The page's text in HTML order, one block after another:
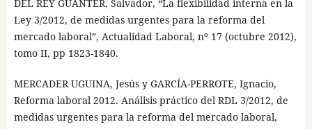
DEL REY GUANTER, Salvador, “La flexibilidad interna en la
Ley 3/2012, de medidas urgentes para la reforma del
mercado laboral”, Actualidad Laboral, nº 17 (octubre 2012),
tomo II, pp 1823-1840.
MERCADER UGUINA, Jesús y GARCÍA-PERROTE, Ignacio,
Reforma laboral 2012. Análisis práctico del RDL 3/2012, de
medidas urgentes para la reforma del mercado laboral,